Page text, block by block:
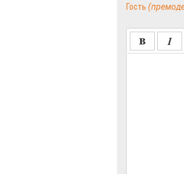
Гость